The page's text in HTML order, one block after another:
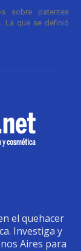
sobre patentes
La que se definió
el quehacer
Investiga y
Aires para